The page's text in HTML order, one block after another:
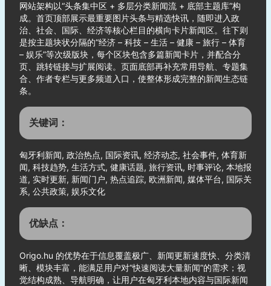
网站架构以“头条集中区 + 多层分类新闻流 + 底部主题库”构
成。首页顶部展示最重要图片头条与精选快讯，随即进入政
治、社会、国际、经济等核心栏目的横向卡片新闻区。往下则
是按主题块状分隔的“经济 – 科技 – 生活 – 健康 – 旅行 – 体育
– 娱乐”等次级版块，每个区块包含多篇新闻卡片，并配合分
页、跳转链接与扩展阅读。页面底部再补充常用导航、专题集
合、作者专栏与更多频道入口，使整体形成完整的新闻生态链
条。
关键词：
匈牙利新闻, 政治热点, 国际资讯, 经济动态, 社会事件, 体育新
闻, 科技趋势, 生活方式, 健康话题, 旅行资讯, 时事评论, 本地报
道, 实时更新, 新闻门户, 热点追踪, 欧洲新闻, 媒体平台, 国际关
系, 公共政策, 娱乐文化
优缺点：
Origo.hu 的优势在于信息覆盖极广、新闻更新速度快、分类清
晰、模块丰富，能满足用户对“快速阅读大量新闻”的需求；视
觉结构成熟、导航明确，让用户在匈牙利本地内容与国际新闻